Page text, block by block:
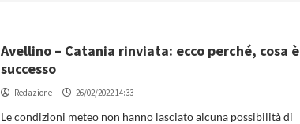
Avellino – Catania rinviata: ecco perché, cosa è
successo
Redazione 26/02/2022 14:33
Le condizioni meteo non hanno lasciato alcuna possibilità di